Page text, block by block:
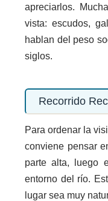
apreciarlos.
vista: escudos,
hablan del peso
siglos.
Recorrido
Para ordenar la
conviene pensar
parte alta, luego
entorno del río.
lugar sea muy